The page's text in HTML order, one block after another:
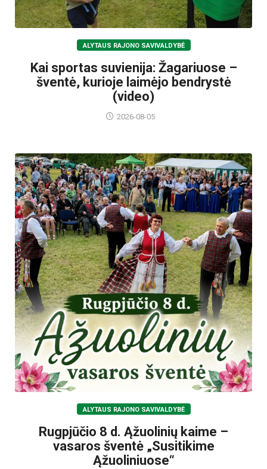
ALYTAUS RAJONO SAVIVALDYBĖ
Kai sportas suvienija: Žagariuose –
šventė, kurioje laimėjo bendrystė
(video)
2026-08-05
ALYTAUS RAJONO SAVIVALDYBĖ
Rugpjūčio 8 d. Ąžuolinių kaime –
vasaros šventė „Susitikime
Ąžuoliniuose“